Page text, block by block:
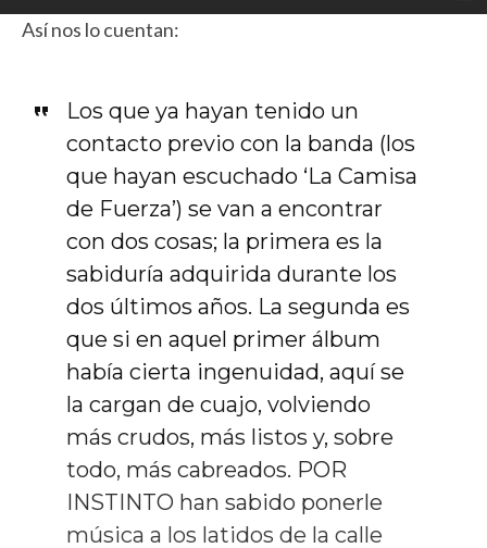
Así nos lo cuentan:
Los que ya hayan tenido un
contacto previo con la banda (los
que hayan escuchado ‘La Camisa
de Fuerza’) se van a encontrar
con dos cosas; la primera es la
sabiduría adquirida durante los
dos últimos años. La segunda es
que si en aquel primer álbum
había cierta ingenuidad, aquí se
la cargan de cuajo, volviendo
más crudos, más listos y, sobre
todo, más cabreados. POR
INSTINTO han sabido ponerle
música a los latidos de la calle